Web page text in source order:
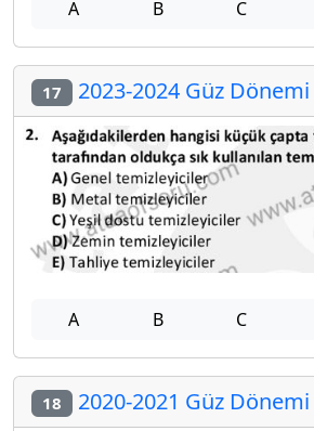
A B C
17 2023-2024 Güz Dönemi
A B C
18 2020-2021 Güz Dönemi